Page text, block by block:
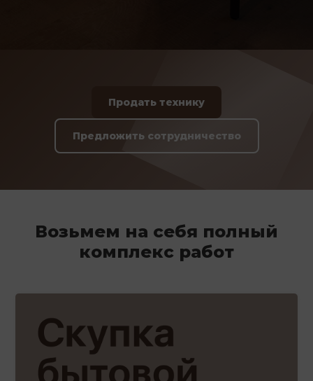
Продать технику
Предложить сотрудничество
Возьмем на себя полный
комплекс работ